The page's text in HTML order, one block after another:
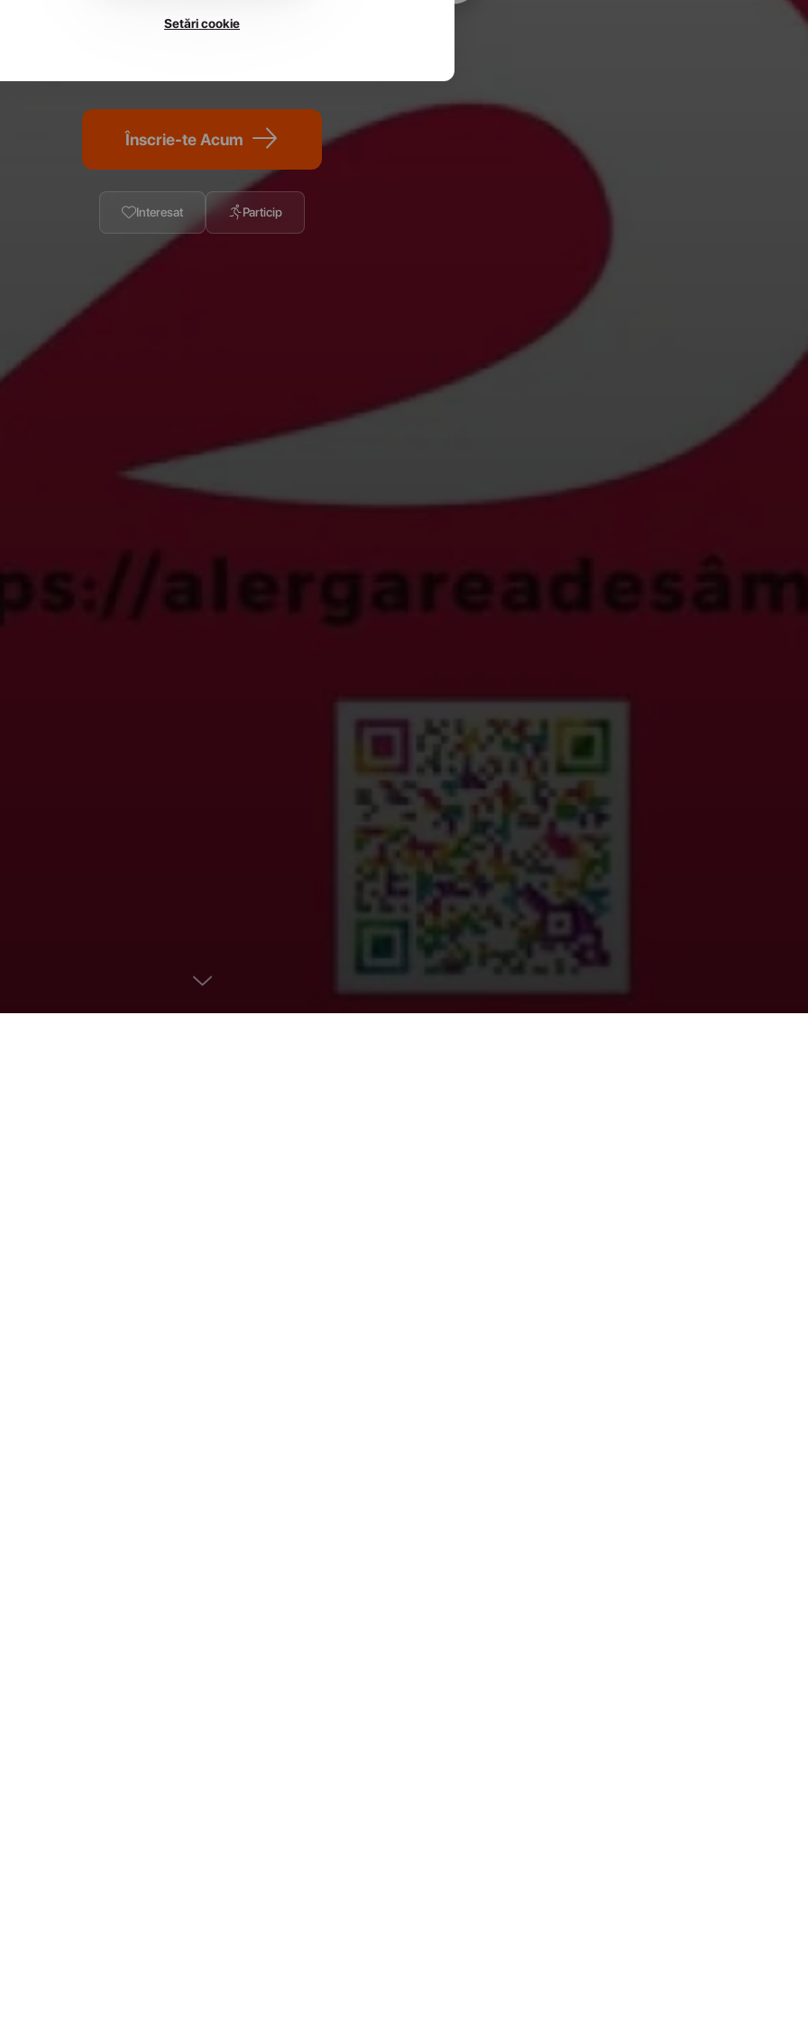
Înscrie-te Acum
Interesat Particip
Setări cookie